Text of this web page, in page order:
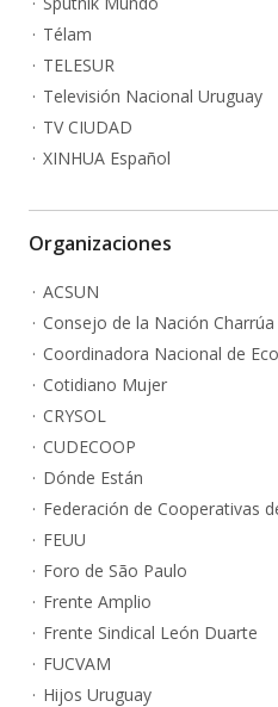
Télam
TELESUR
Televisión Nacional Uruguay
TV CIUDAD
XINHUA Español
Organizaciones
ACSUN
Consejo de la Nación Charrúa
Coordinadora Nacional de
Cotidiano Mujer
CRYSOL
CUDECOOP
Dónde Están
Federación de Cooperativas
FEUU
Foro de São Paulo
Frente Amplio
Frente Sindical León Duarte
FUCVAM
Hijos Uruguay